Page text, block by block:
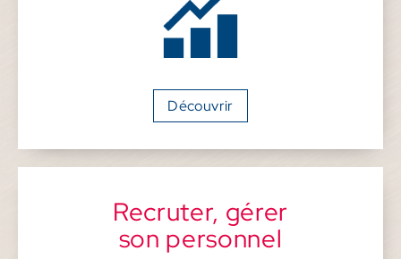
Découvrir
Recruter, gérer
son personnel